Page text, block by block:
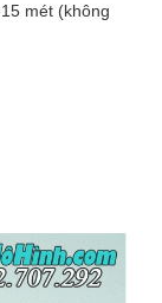
mét (không